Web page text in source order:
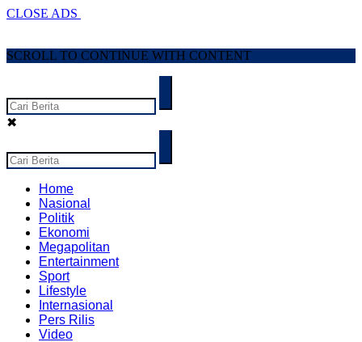
CLOSE ADS
SCROLL TO CONTINUE WITH CONTENT
✖
Home
Nasional
Politik
Ekonomi
Megapolitan
Entertainment
Sport
Lifestyle
Internasional
Pers Rilis
Video